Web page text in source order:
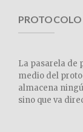
PROTOCOLO
La pasarela de
medio del
almacena
sino que va